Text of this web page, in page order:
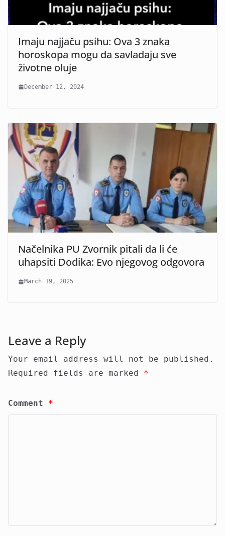
Imaju najjaču psihu: Ova 3 znaka
horoskopa mogu da savladaju sve
životne oluje
December 12, 2024
Načelnika PU Zvornik pitali da li će
uhapsiti Dodika: Evo njegovog odgovora
March 19, 2025
Leave a Reply
Your email address will not be published.
Required fields are marked *
Comment *